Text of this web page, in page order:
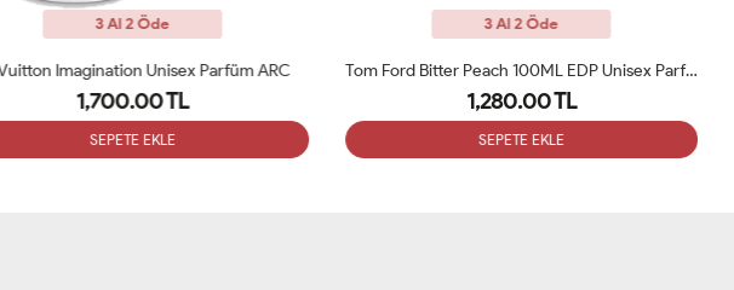
3 Al 2 Öde
Imagination Unisex Parfüm ARC
1,700.00 TL
SEPETE EKLE
3 Al 2 Öde
Tom Ford Bitter Peach 100ML EDP Unisex Parfüm ARC
1,280.00 TL
SEPETE EKLE